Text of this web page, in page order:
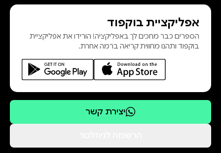
אפליקציית בוקפוד
הספרים כבר מחכים לך באפליקציה! הורידו את אפליקציית
בוקפוד ותהנו מחווית קריאה ברמה אחרת.
יצירת קשר